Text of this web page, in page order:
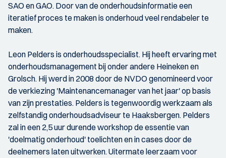
SAO en GAO. Door van de onderhoudsinformatie een
iteratief proces te maken is onderhoud veel rendabeler te
maken.
Leon Pelders is onderhoudsspecialist. Hij heeft ervaring met
onderhoudsmanagement bij onder andere Heineken en
Grolsch. Hij werd in 2008 door de NVDO genomineerd voor
de verkiezing 'Maintenancemanager van het jaar' op basis
van zijn prestaties. Pelders is tegenwoordig werkzaam als
zelfstandig onderhoudsadviseur te Haaksbergen. Pelders
zal in een 2,5 uur durende workshop de essentie van
'doelmatig onderhoud' toelichten en in cases door de
deelnemers laten uitwerken. Uitermate leerzaam voor